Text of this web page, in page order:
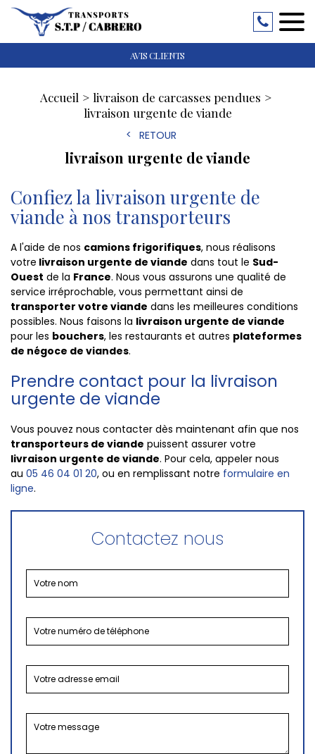
AVIS CLIENTS
Accueil
livraison de carcasses pendues
livraison urgente de viande
RETOUR
livraison urgente de viande
Confiez la livraison urgente de
viande à nos transporteurs
A l'aide de nos camions frigorifiques, nous réalisons
votre livraison urgente de viande dans tout le Sud-
Ouest de la France. Nous vous assurons une qualité de
service irréprochable, vous permettant ainsi de
transporter votre viande dans les meilleures conditions
possibles. Nous faisons la livraison urgente de viande
pour les bouchers, les restaurants et autres plateformes
de négoce de viandes.
Prendre contact pour la livraison
urgente de viande
Vous pouvez nous contacter dès maintenant afin que nos
transporteurs de viande puissent assurer votre
livraison urgente de viande. Pour cela, appeler nous
au 05 46 04 01 20, ou en remplissant notre formulaire en
ligne.
Contactez nous